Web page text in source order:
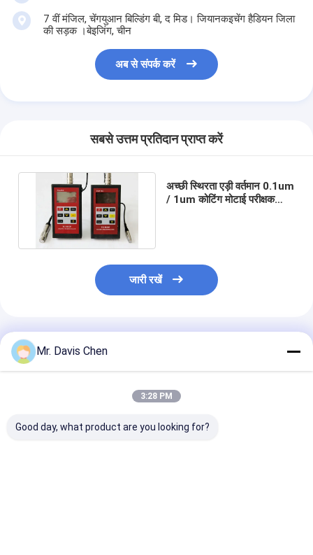
7 वीं मंजिल, चेंगयुआन बिल्डिंग बी, द मिड। जियानकइचेंग हैडियन जिला
की सड़क ।बेइजिंग, चीन
अब से संपर्क करें
सबसे उत्तम प्रतिदान प्राप्त करें
अच्छी स्थिरता एड़ी वर्तमान 0.1um
/ 1um कोटिंग मोटाई परीक्षक
जारी रखें
अनुशंसित उत्पाद
Mr. Davis Chen
3:28 PM
Good day, what product are you looking for?